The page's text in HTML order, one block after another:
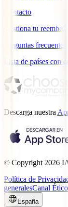
Contacto
Gestiona tu reembolso
Preguntas frecuentes
Lista de países con
Descarga nuestra
© Copyright 2026
Política de
generalesCanal Ético
España